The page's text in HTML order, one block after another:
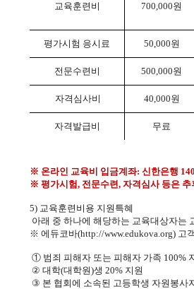
교육훈련비 700,000원
평가시험 응시료 50,000원
전문수련비 500,000원
자격심사비 40,000원
자격발급비 무료
※ 온라인 교육비 입금계좌: 신한은행
※ 평가시험, 전문수련, 자격심사 등은
5) 교육훈련비용 지원특혜
아래 중 하나에 해당하는 교육대상자는
※ 에듀코바(http://www.edukova.org) 고
① 범죄 피해자 또는 피해자 가족 100%
② 대학(대학원)생 20% 지원
③ 본 협회에 소속된 고등학생 자원봉사